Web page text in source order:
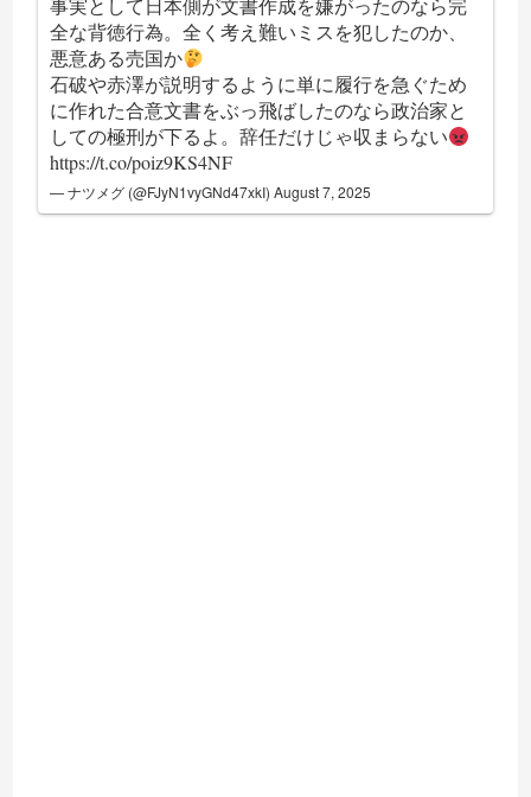
事実として日本側が文書作成を嫌がったのなら完
全な背徳行為。全く考え難いミスを犯したのか、
悪意ある売国か
石破や赤澤が説明するように単に履行を急ぐため
に作れた合意文書をぶっ飛ばしたのなら政治家と
しての極刑が下るよ。辞任だけじゃ収まらない
https://t.co/poiz9KS4NF
— ナツメグ (@FJyN1vyGNd47xkI)August 7, 2025